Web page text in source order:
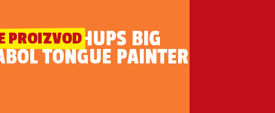
CHUPA CHUPS BIG
TONGUE PAINTER
PROIZVOD